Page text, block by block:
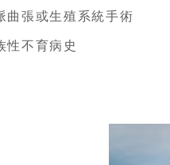
張或生殖系統手術
不育病史